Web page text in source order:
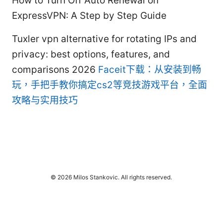
ExpressVPN: A Step by Step Guide
Tuxler vpn alternative for rotating IPs and
privacy: best options, features, and
comparisons 2026 Faceit下载：从安装到畅
玩，手把手教你搞定cs2等竞技游戏平台，全面
攻略与实用技巧
© 2026 Milos Stankovic. All rights reserved.